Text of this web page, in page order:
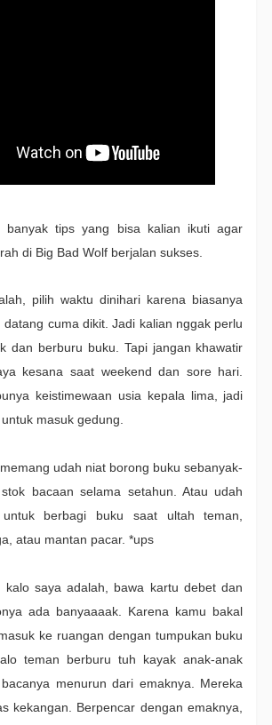
banyak tips yang bisa kalian ikuti agar
di Big Bad Wolf berjalan sukses.
pilih waktu dinihari karena biasanya
datang cuma dikit. Jadi kalian nggak perlu
dan berburu buku. Tapi jangan khawatir
kesana saat weekend dan sore hari.
keistimewaan usia kepala lima, jadi
masuk gedung.
udah niat borong buku sebanyak-
bacaan selama setahun. Atau udah
berbagi buku saat ultah teman,
atau mantan pacar. *ups
kalo saya adalah, bawa kartu debet dan
ada banyaaaak. Karena kamu bakal
ke ruangan dengan tumpukan buku
teman berburu tuh kayak anak-anak
menurun dari emaknya. Mereka
kekangan. Berpencar dengan emaknya,